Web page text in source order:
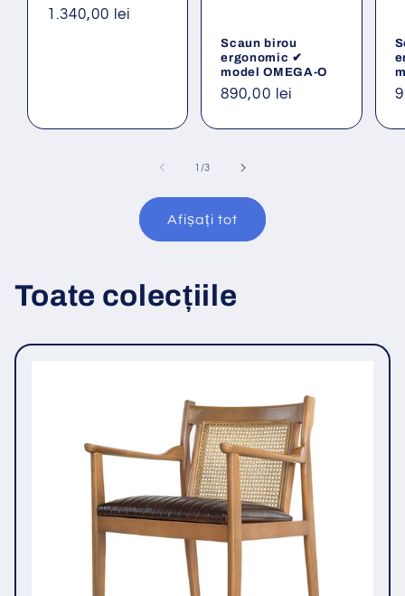
Preț
1.340,00 lei
Scaun birou
ergonomic ✔
model OMEGA-O
Preț
890,00 lei
1 /din
3
Afișați tot
Toate colecțiile